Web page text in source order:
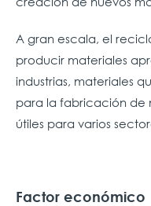
A gran escala, el
producir materiales
industrias, materiales
para la fabricación de
útiles para varios
Factor económico